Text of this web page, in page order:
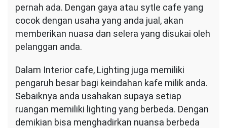
pernah ada. Dengan gaya atau sytle cafe yang
cocok dengan usaha yang anda jual, akan
memberikan nuasa dan selera yang disukai oleh
pelanggan anda.
Dalam Interior cafe, Lighting juga memiliki
pengaruh besar bagi keindahan kafe milik anda.
Sebaiknya anda usahakan supaya setiap
ruangan memiliki lighting yang berbeda. Dengan
demikian bisa menghadirkan nuansa berbeda